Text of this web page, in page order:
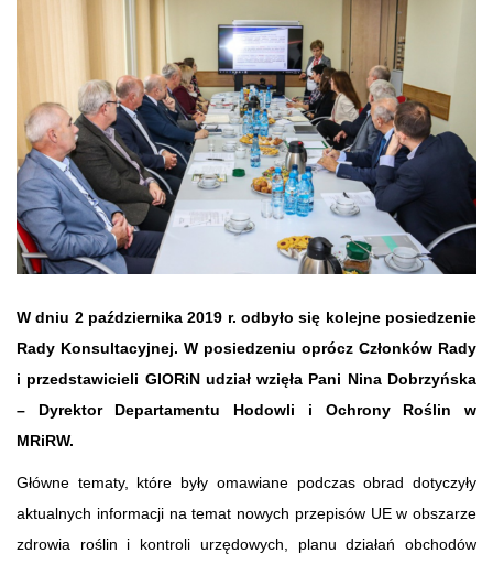
W dniu 2 października 2019 r. odbyło się kolejne posiedzenie
Rady Konsultacyjnej. W posiedzeniu oprócz Członków Rady
i przedstawicieli GIORiN udział wzięła Pani Nina Dobrzyńska
– Dyrektor Departamentu Hodowli i Ochrony Roślin w
MRiRW.
Główne tematy, które były omawiane podczas obrad dotyczyły
aktualnych informacji na temat nowych przepisów UE w obszarze
zdrowia roślin i kontroli urzędowych, planu działań obchodów